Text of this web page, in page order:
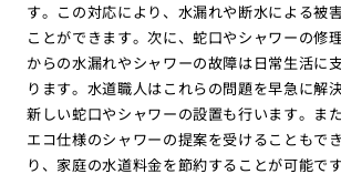
す。この対応により、水漏れや断水による被
ことができます。次に、蛇口やシャワーの修
からの水漏れやシャワーの故障は日常生活に
ります。水道職人はこれらの問題を早急に解
新しい蛇口やシャワーの設置も行います。ま
エコ仕様のシャワーの提案を受けることもで
り、家庭の水道料金を節約することが可能で